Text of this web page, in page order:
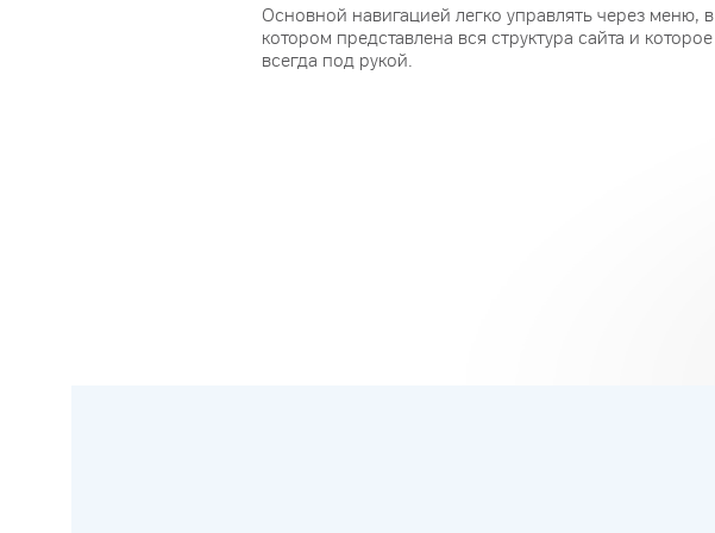
Основной навигацией легко управлять через меню, в
котором представлена вся структура сайта и которое
всегда под рукой.